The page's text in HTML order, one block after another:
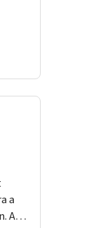
a
A